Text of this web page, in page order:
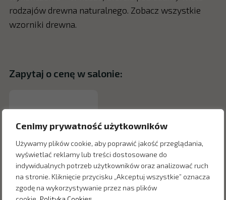
Cenimy prywatność użytkowników
Używamy plików cookie, aby poprawić jakość przeglądania,
wyświetlać reklamy lub treści dostosowane do
indywidualnych potrzeb użytkowników oraz analizować ruch
na stronie. Kliknięcie przycisku „Akceptuj wszystkie” oznacza
zgodę na wykorzystywanie przez nas plików
rodzajów drewna naturalnego. Zobacz wszystkie
wzorniki drewna.
Zapytaj o cenę w salonie: